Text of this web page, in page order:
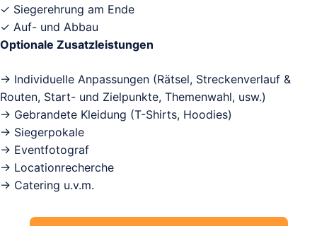
✓ Siegerehrung am Ende
✓ Auf- und Abbau
Optionale Zusatzleistungen
→ Individuelle Anpassungen (Rätsel, Streckenverlauf &
Routen, Start- und Zielpunkte, Themenwahl, usw.)
→ Gebrandete Kleidung (T-Shirts, Hoodies)
→ Siegerpokale
→ Eventfotograf
→ Locationrecherche
→ Catering u.v.m.